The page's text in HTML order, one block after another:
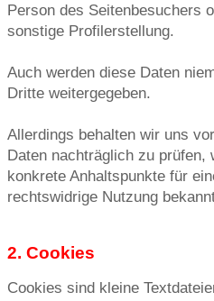
Person des Seitenbesuchers
sonstige Profilerstellung.
Auch werden diese Daten
Dritte weitergegeben.
Allerdings behalten wir uns
Daten nachträglich zu prüfen,
konkrete Anhaltspunkte für
rechtswidrige Nutzung
2. Cookies
Cookies sind kleine